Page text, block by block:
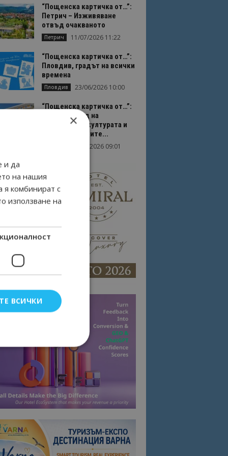
“Пощенска картичка от…”:
Петрич – Изживяване
отвъд очакваното
Петрич 11/07/2026 11:22
“Пощенска картичка от…”:
Пловдив, градът на всички
времена
Пловдив 23/06/2026 10:00
“Пощенска картичка от…”:
Перник – град на
традициите, културата и
вдъхновяващите...
17/06/2026 09:01
×
и да
на нашия
я комбинират с
използване на
ВСИЧКИ
влизане и
съгласието
на сайта.